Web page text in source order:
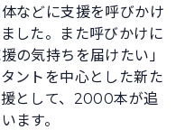
などに支援を呼びかけ
した。また呼びかけに
の気持ちを届けたい」
ントを中心とした新た
として、2000本が追
ます。